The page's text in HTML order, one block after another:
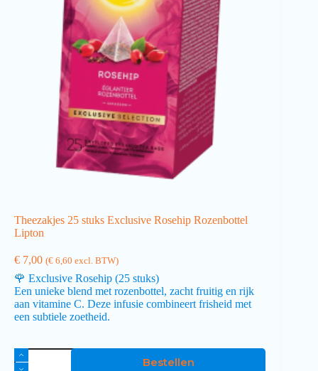
Theezakjes 25 stuks Exclusive Rosehip Rozenbottel
Lipton
€ 7,00 (€ 6,60 excl. BTW)
🌹 Exclusive Rosehip (25 stuks)
Een unieke blend met rozenbottel, zacht fruitig en rijk
aan vitamine C. Deze infusie combineert frisheid met
een subtiele zoetheid.
Bestellen